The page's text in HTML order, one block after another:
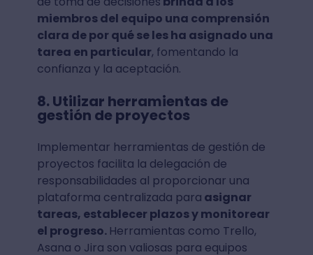
miembros del equipo una comprensión
clara de por qué se les ha asignado una
tarea en particular, fomentando la
confianza y la aceptación.
8. Utilizar herramientas de
gestión de proyectos
Implementar herramientas de gestión de
proyectos facilita la delegación de
responsabilidades al proporcionar una
plataforma centralizada para asignar
tareas, establecer plazos y monitorear
el progreso. Herramientas como Trello,
Asana o Jira son valiosas para equipos